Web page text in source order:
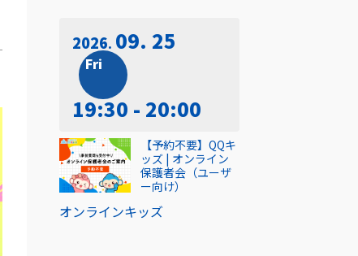
2026 09. 25
Fri
19:30 - 20:00
オンラインキッズ
【予約不要】QQキ
ッズ | オンライン
保護者会（ユーザ
ー向け）